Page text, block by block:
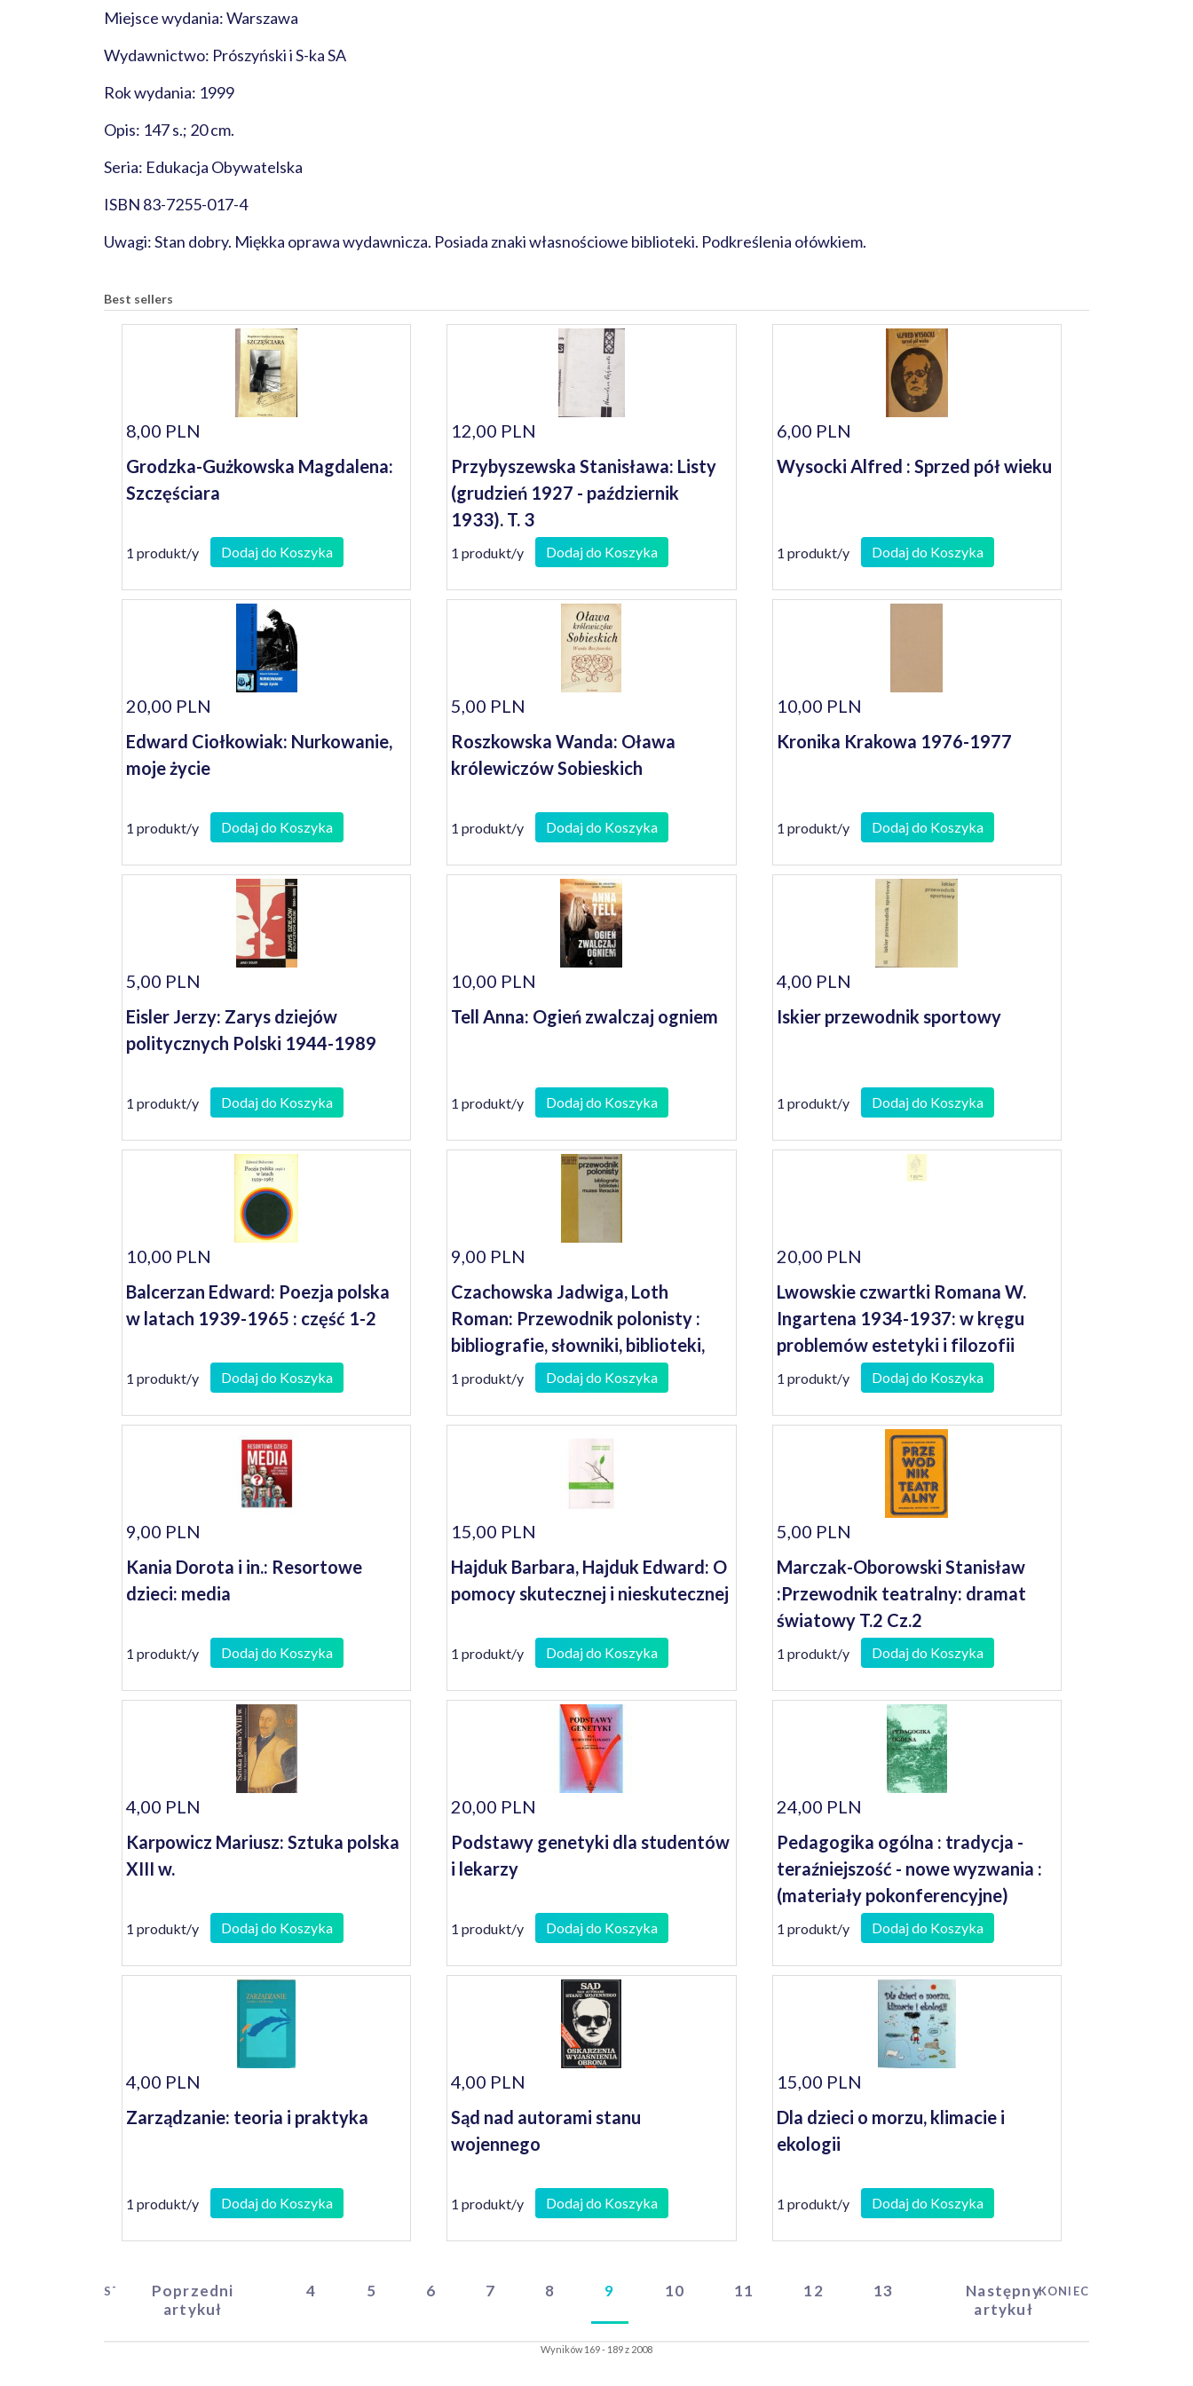
Miejsce wydania: Warszawa
Wydawnictwo: Prószyński i S-ka SA
Rok wydania: 1999
Opis: 147 s.; 20 cm.
Seria: Edukacja Obywatelska
ISBN 83-7255-017-4
Uwagi: Stan dobry. Miękka oprawa wydawnicza. Posiada znaki własnościowe biblioteki. Podkreślenia ołówkiem.
Best sellers
8,00 PLN
Grodzka-Gużkowska Magdalena:
Szczęściara
1 produkt/y Dodaj do Koszyka
12,00 PLN
Przybyszewska Stanisława: Listy
(grudzień 1927 - październik
1933). T. 3
1 produkt/y Dodaj do Koszyka
6,00 PLN
Wysocki Alfred : Sprzed pół wieku
1 produkt/y Dodaj do Koszyka
20,00 PLN
Edward Ciołkowiak: Nurkowanie,
moje życie
1 produkt/y Dodaj do Koszyka
5,00 PLN
Roszkowska Wanda: Oława
królewiczów Sobieskich
1 produkt/y Dodaj do Koszyka
10,00 PLN
Kronika Krakowa 1976-1977
1 produkt/y Dodaj do Koszyka
5,00 PLN
Eisler Jerzy: Zarys dziejów
politycznych Polski 1944-1989
1 produkt/y Dodaj do Koszyka
10,00 PLN
Tell Anna: Ogień zwalczaj ogniem
1 produkt/y Dodaj do Koszyka
4,00 PLN
Iskier przewodnik sportowy
1 produkt/y Dodaj do Koszyka
10,00 PLN
Balcerzan Edward: Poezja polska
w latach 1939-1965 : część 1-2
1 produkt/y Dodaj do Koszyka
9,00 PLN
Czachowska Jadwiga, Loth
Roman: Przewodnik polonisty :
bibliografie, słowniki, biblioteki,
muzea literackie
1 produkt/y Dodaj do Koszyka
20,00 PLN
Lwowskie czwartki Romana W.
Ingartena 1934-1937: w kręgu
problemów estetyki i filozofii
literatury
1 produkt/y Dodaj do Koszyka
9,00 PLN
Kania Dorota i in.: Resortowe
dzieci: media
1 produkt/y Dodaj do Koszyka
15,00 PLN
Hajduk Barbara, Hajduk Edward: O
pomocy skutecznej i nieskutecznej
1 produkt/y Dodaj do Koszyka
5,00 PLN
Marczak-Oborowski Stanisław
:Przewodnik teatralny: dramat
światowy T.2 Cz.2
1 produkt/y Dodaj do Koszyka
4,00 PLN
Karpowicz Mariusz: Sztuka polska
XIII w.
1 produkt/y Dodaj do Koszyka
20,00 PLN
Podstawy genetyki dla studentów
i lekarzy
1 produkt/y Dodaj do Koszyka
24,00 PLN
Pedagogika ogólna : tradycja -
teraźniejszość - nowe wyzwania :
(materiały pokonferencyjne)
1 produkt/y Dodaj do Koszyka
4,00 PLN
Zarządzanie: teoria i praktyka
1 produkt/y Dodaj do Koszyka
4,00 PLN
Sąd nad autorami stanu
wojennego
1 produkt/y Dodaj do Koszyka
15,00 PLN
Dla dzieci o morzu, klimacie i
ekologii
1 produkt/y Dodaj do Koszyka
START
Poprzedni
artykuł
4 5 6 7 8 9 10 11 12 13
Następny
artykuł
KONIEC
Wyników 169 - 189 z 2008